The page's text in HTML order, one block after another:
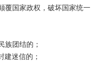
国家政权，破坏国家统一
团结的；
迷信的；